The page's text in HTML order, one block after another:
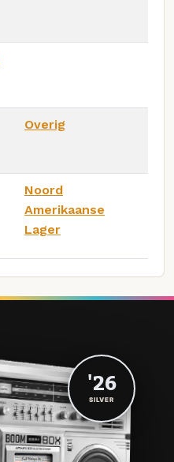
Overig
Noord
Amerikaanse
Lager
'26
SILVER